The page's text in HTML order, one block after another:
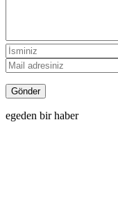
egeden bir haber